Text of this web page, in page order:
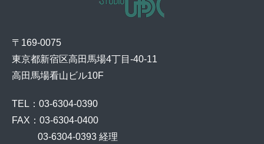
〒169-0075
東京都新宿区高田馬場4丁目-40-11
高田馬場看山ビル10F
TEL：03-6304-0390
FAX：03-6304-0400
03-6304-0393 経理